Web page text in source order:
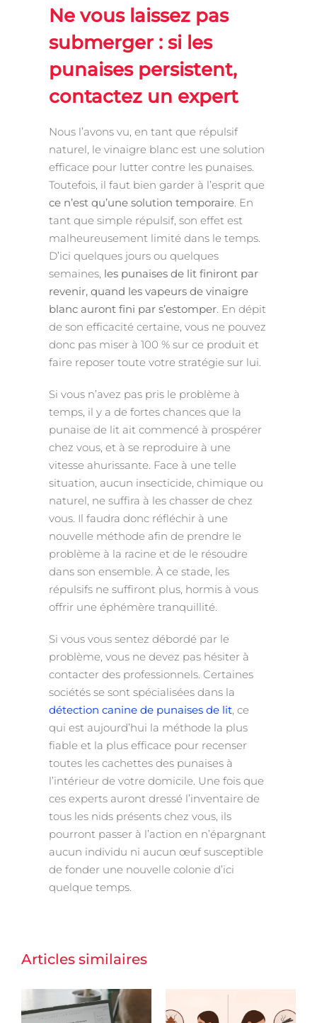
Ne vous laissez pas
submerger : si les
punaises persistent,
contactez un expert
Nous l’avons vu, en tant que répulsif
naturel, le vinaigre blanc est une solution
efficace pour lutter contre les punaises.
Toutefois, il faut bien garder à l’esprit que
ce n’est qu’une solution temporaire. En
tant que simple répulsif, son effet est
malheureusement limité dans le temps.
D’ici quelques jours ou quelques
semaines, les punaises de lit finiront par
revenir, quand les vapeurs de vinaigre
blanc auront fini par s’estomper. En dépit
de son efficacité certaine, vous ne pouvez
donc pas miser à 100 % sur ce produit et
faire reposer toute votre stratégie sur lui.
Si vous n’avez pas pris le problème à
temps, il y a de fortes chances que la
punaise de lit ait commencé à prospérer
chez vous, et à se reproduire à une
vitesse ahurissante. Face à une telle
situation, aucun insecticide, chimique ou
naturel, ne suffira à les chasser de chez
vous. Il faudra donc réfléchir à une
nouvelle méthode afin de prendre le
problème à la racine et de le résoudre
dans son ensemble. À ce stade, les
répulsifs ne suffiront plus, hormis à vous
offrir une éphémère tranquillité.
Si vous vous sentez débordé par le
problème, vous ne devez pas hésiter à
contacter des professionnels. Certaines
sociétés se sont spécialisées dans la
détection canine de punaises de lit, ce
qui est aujourd’hui la méthode la plus
fiable et la plus efficace pour recenser
toutes les cachettes des punaises à
l’intérieur de votre domicile. Une fois que
ces experts auront dressé l’inventaire de
tous les nids présents chez vous, ils
pourront passer à l’action en n’épargnant
aucun individu ni aucun œuf susceptible
de fonder une nouvelle colonie d’ici
quelque temps.
Articles similaires